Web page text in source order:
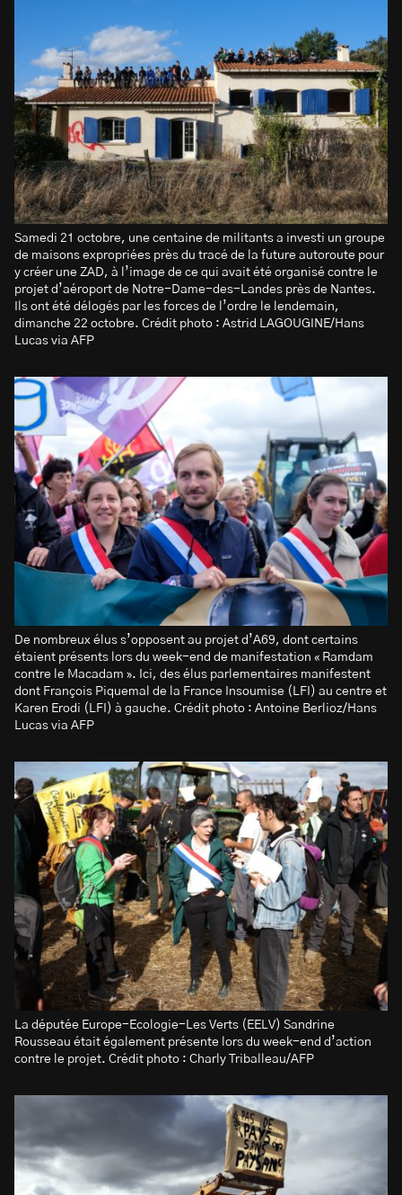
Samedi 21 octobre, une centaine de militants a investi un groupe
de maisons expropriées près du tracé de la future autoroute pour
y créer une ZAD, à l’image de ce qui avait été organisé contre le
projet d’aéroport de Notre-Dame-des-Landes près de Nantes.
Ils ont été délogés par les forces de l’ordre le lendemain,
dimanche 22 octobre. Crédit photo : Astrid LAGOUGINE/Hans
Lucas via AFP
De nombreux élus s’opposent au projet d’A69, dont certains
étaient présents lors du week-end de manifestation « Ramdam
contre le Macadam ». Ici, des élus parlementaires manifestent
dont François Piquemal de la France Insoumise (LFI) au centre et
Karen Erodi (LFI) à gauche. Crédit photo : Antoine Berlioz/Hans
Lucas via AFP
La députée Europe-Ecologie-Les Verts (EELV) Sandrine
Rousseau était également présente lors du week-end d’action
contre le projet. Crédit photo : Charly Triballeau/AFP